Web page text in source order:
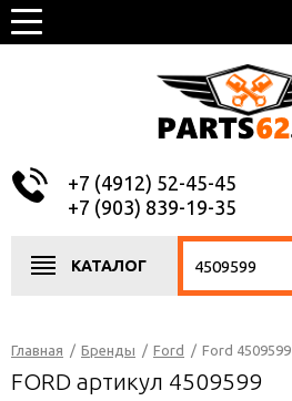
+7 (4912) 52-45-45
+7 (903) 839-19-35
КАТАЛОГ
Главная / Бренды / Ford / Ford 4509599
FORD артикул 4509599